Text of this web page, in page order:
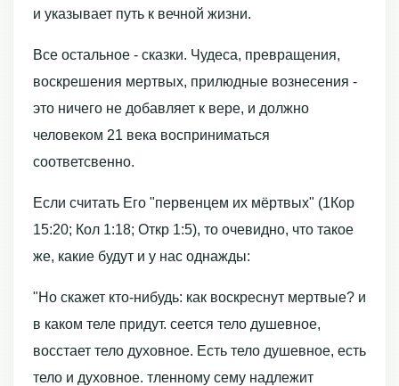
и указывает путь к вечной жизни.
Все остальное - сказки. Чудеса, превращения,
воскрешения мертвых, прилюдные вознесения -
это ничего не добавляет к вере, и должно
человеком 21 века восприниматься
соответсвенно.
Если считать Его "первенцем их мёртвых" (1Кор
15:20; Кол 1:18; Откр 1:5), то очевидно, что такое
же, какие будут и у нас однажды:
"Но скажет кто-нибудь: как воскреснут мертвые? и
в каком теле придут. сеется тело душевное,
восстает тело духовное. Есть тело душевное, есть
тело и духовное. тленному сему надлежит